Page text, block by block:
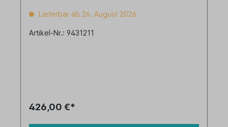
Lieferbar ab 26. August 2026
Artikel-Nr.: 9431211
426,00 €*